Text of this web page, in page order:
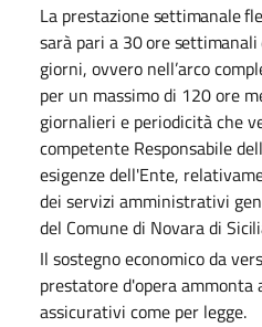
La prestazionesettimanale
sarà pari a 30oresettimanali
giorni, ovvero nell’arco
per un massimo di 120 ore
giornalieri e periodicità che
competente Responsabile
esigenze dell'Ente,
dei servizi amministrativi
del Comune di Novara di
Il sostegno economico da
prestatore d'opera
assicurativi come per legge.